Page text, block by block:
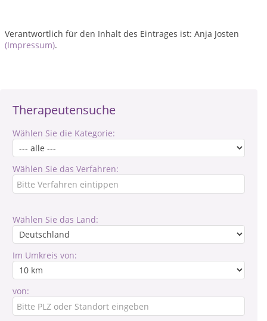
Therapeutensuche
Wählen Sie die Kategorie:
Wählen Sie das Verfahren:
Wählen Sie das Land:
Im Umkreis von:
von:
Verantwortlich für den Inhalt des Eintrages ist: Anja Josten
(Impressum).